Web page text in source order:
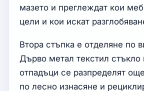
мазето и преглеждат кои
цели и кои искат
Втора стъпка е отделяне по
Дърво метал текстил
отпадъци се разпределят
по лесно изнасяне и